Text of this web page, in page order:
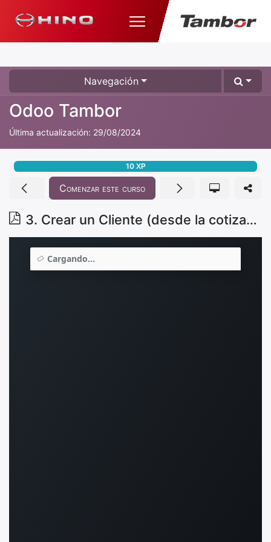
Navegación
Odoo Tambor
Última actualización: 29/08/2024
3. Crear un Cliente (desde la cotización)
10 XP
Comenzar este curso